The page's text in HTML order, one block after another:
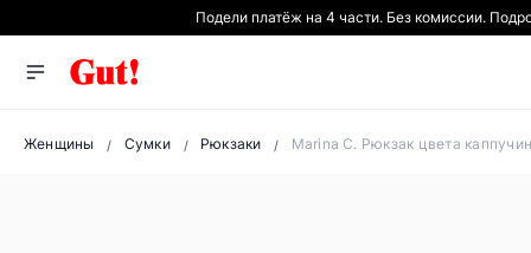
Подели платёж на 4 части. Без комиссии.
Женщины Сумки Рюкзаки Marina C. Рюкзак цвета